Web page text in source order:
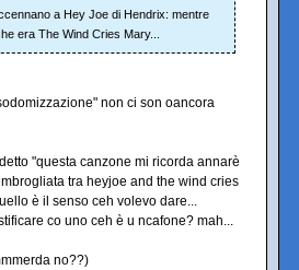
a Hey Joe di Hendrix: mentre
era The Wind Cries Mary...
non ci son oancora
"questa canzone mi ricorda annarè
tra heyjoe and the wind cries
è il senso ceh volevo dare...
co uno ceh è u ncafone? mah...
no??)